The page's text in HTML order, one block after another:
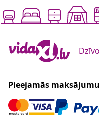
Pieejamās